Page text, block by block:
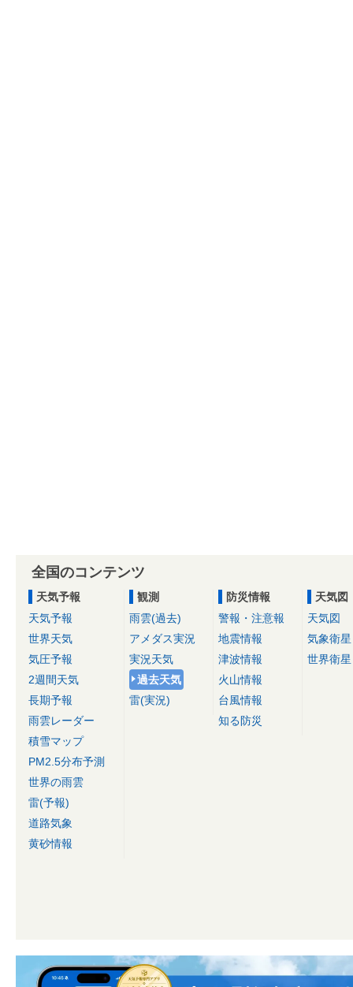
全国のコンテンツ
天気予報
天気予報
世界天気
気圧予報
2週間天気
長期予報
雨雲レーダー
積雪マップ
PM2.5分布予測
世界の雨雲
雷(予報)
道路気象
黄砂情報
観測
雨雲(過去)
アメダス実況
実況天気
過去天気
雷(実況)
防災情報
警報・注意報
地震情報
津波情報
火山情報
台風情報
知る防災
天気図
天気図
気象衛星
世界衛星